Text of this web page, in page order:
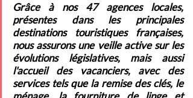
Grâce à nos 47 agences locales,
présentes dans les principales
destinations touristiques françaises,
nous assurons une veille active sur les
évolutions législatives, mais aussi
l'accueil des vacanciers, avec des
services tels que la remise des clés, le